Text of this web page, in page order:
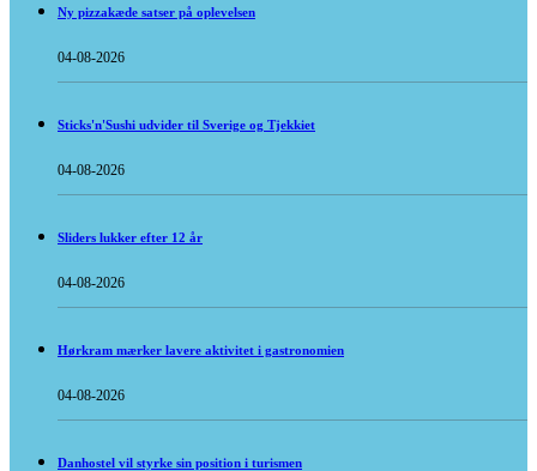
Ny pizzakæde satser på oplevelsen
04-08-2026
Sticks'n'Sushi udvider til Sverige og Tjekkiet
04-08-2026
Sliders lukker efter 12 år
04-08-2026
Hørkram mærker lavere aktivitet i gastronomien
04-08-2026
Danhostel vil styrke sin position i turismen